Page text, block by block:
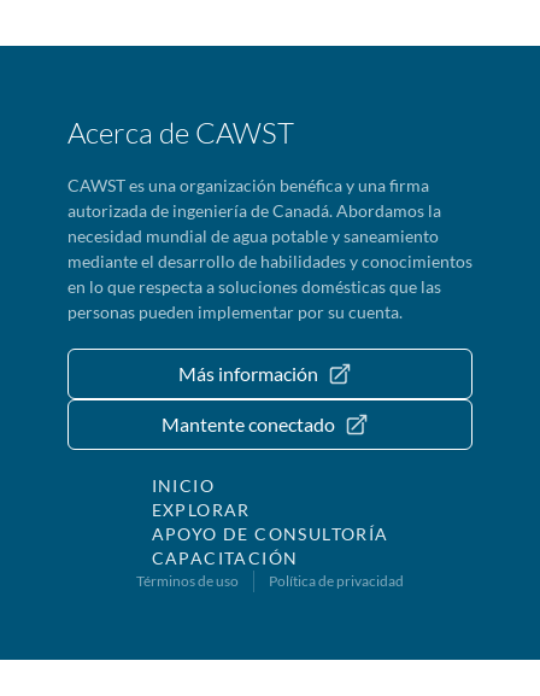
Acerca de CAWST
CAWST es una organización benéfica y una firma
autorizada de ingeniería de Canadá. Abordamos la
necesidad mundial de agua potable y saneamiento
mediante el desarrollo de habilidades y conocimientos
en lo que respecta a soluciones domésticas que las
personas pueden implementar por su cuenta.
Más información
Mantente conectado
INICIO
EXPLORAR
APOYO DE CONSULTORÍA
CAPACITACIÓN
Términos de uso Política de privacidad